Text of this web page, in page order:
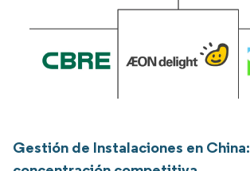
Gestión de Instalaciones en China: